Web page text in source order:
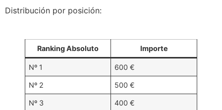
Distribución por posición:
Ranking Absoluto Importe
Nº 1 600 €
Nº 2 500 €
Nº 3 400 €